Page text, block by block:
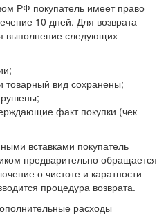
РФ покупатель имеет право
10 дней. Для возврата
выполнение следующих
товарный вид сохранены;
факт покупки (чек
вставками покупатель
предварительно обращается
о чистоте и каратности
процедура возврата.
расходы